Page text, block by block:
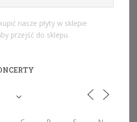
nasze płyty w sklepie
przejść do sklepu.